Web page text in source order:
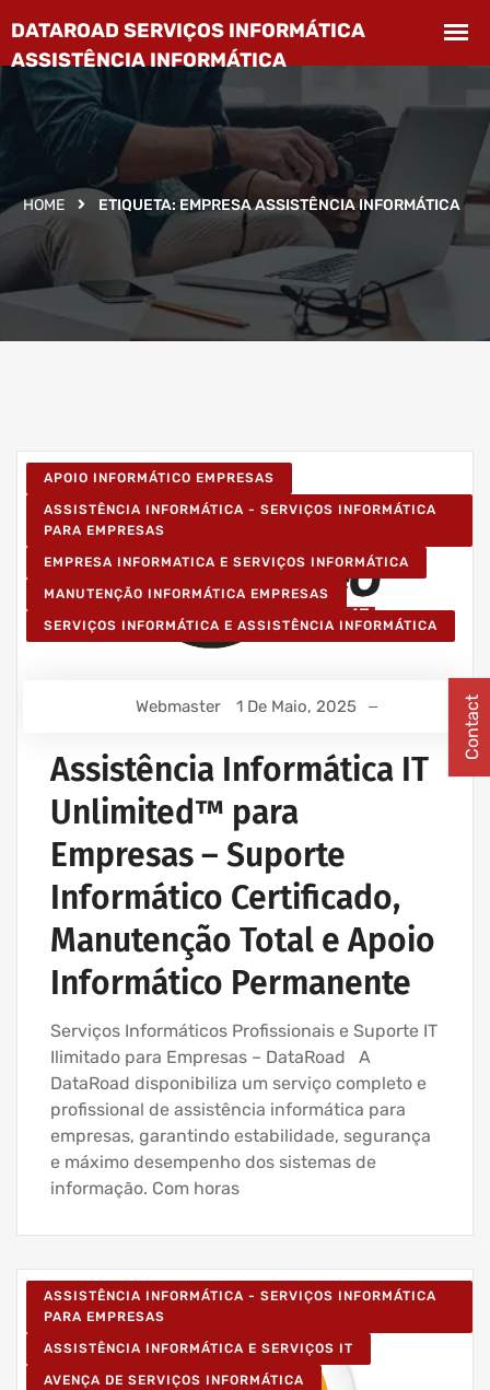
HOME ETIQUETA: EMPRESA ASSISTÊNCIA INFORMÁTICA
APOIO INFORMÁTICO EMPRESAS
ASSISTÊNCIA INFORMÁTICA - SERVIÇOS INFORMÁTICA
PARA EMPRESAS
EMPRESA INFORMATICA E SERVIÇOS INFORMÁTICA
MANUTENÇÃO INFORMÁTICA EMPRESAS
SERVIÇOS INFORMÁTICA E ASSISTÊNCIA INFORMÁTICA
Webmaster 1 De Maio, 2025
Assistência Informática IT
Unlimited™ para
Empresas – Suporte
Informático Certificado,
Manutenção Total e Apoio
Informático Permanente
Serviços Informáticos Profissionais e Suporte IT
Ilimitado para Empresas – DataRoad A
DataRoad disponibiliza um serviço completo e
profissional de assistência informática para
empresas, garantindo estabilidade, segurança
e máximo desempenho dos sistemas de
informação. Com horas
ASSISTÊNCIA INFORMÁTICA - SERVIÇOS INFORMÁTICA
PARA EMPRESAS
ASSISTÊNCIA INFORMÁTICA E SERVIÇOS IT
AVENÇA DE SERVIÇOS INFORMÁTICA
Contact